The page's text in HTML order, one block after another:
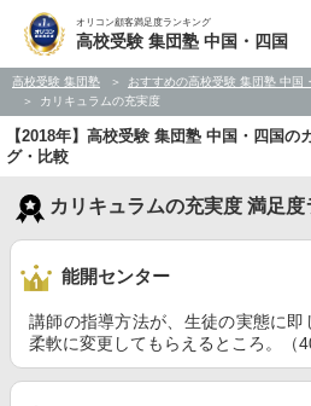
オリコン顧客満足度ランキング
高校受験 集団塾 中国・四国
高校受験 集団塾 おすすめの高校受験 集団塾 中国
カリキュラムの充実度
【2018年】高校受験 集団塾 中国・四国
グ・比較
カリキュラムの充実度 満足
能開センター
講師の指導方法が、生徒の実態に即
柔軟に変更してもらえるところ。（